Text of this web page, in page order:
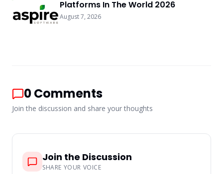
Platforms In The World 2026
August 7, 2026
0Comments
Join the discussion and share your thoughts
Join the Discussion
SHARE YOUR VOICE